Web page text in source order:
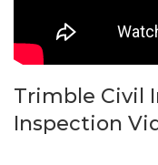
Trimble Civil
Inspection